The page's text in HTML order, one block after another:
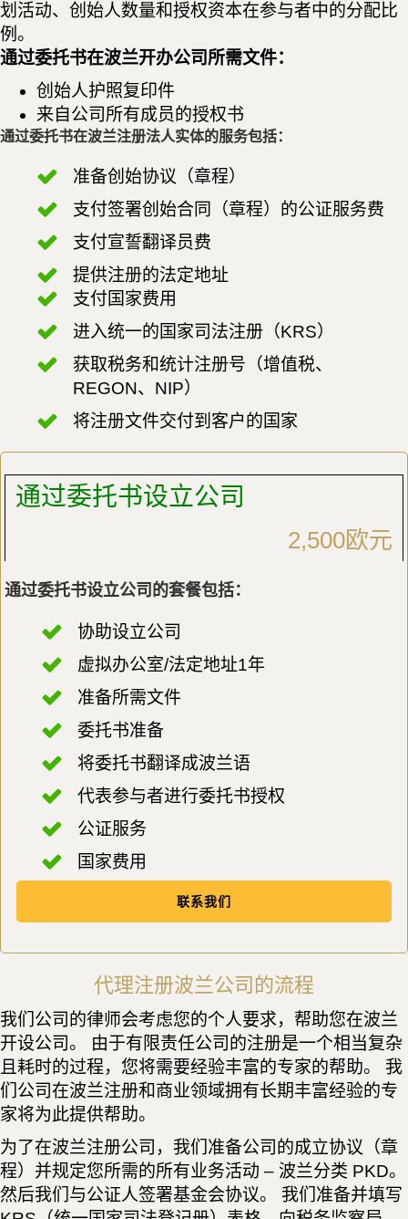
划活动、创始人数量和授权资本在参与者中的分配比
例。
通过委托书在波兰开办公司所需文件：
创始人护照复印件
来自公司所有成员的授权书
通过委托书在波兰注册法人实体的服务包括：
准备创始协议（章程）
支付签署创始合同（章程）的公证服务费
支付宣誓翻译员费
提供注册的法定地址
支付国家费用
进入统一的国家司法注册（KRS）
获取税务和统计注册号（增值税、
REGON、NIP）
将注册文件交付到客户的国家
通过委托书设立公司
2,500欧元
通过委托书设立公司的套餐包括：
协助设立公司
虚拟办公室/法定地址1年
准备所需文件
委托书准备
将委托书翻译成波兰语
代表参与者进行委托书授权
公证服务
国家费用
联系我们
代理注册波兰公司的流程
我们公司的律师会考虑您的个人要求，帮助您在波兰
开设公司。 由于有限责任公司的注册是一个相当复杂
且耗时的过程，您将需要经验丰富的专家的帮助。 我
们公司在波兰注册和商业领域拥有长期丰富经验的专
家将为此提供帮助。
为了在波兰注册公司，我们准备公司的成立协议（章
程）并规定您所需的所有业务活动 – 波兰分类 PKD。
然后我们与公证人签署基金会协议。 我们准备并填写